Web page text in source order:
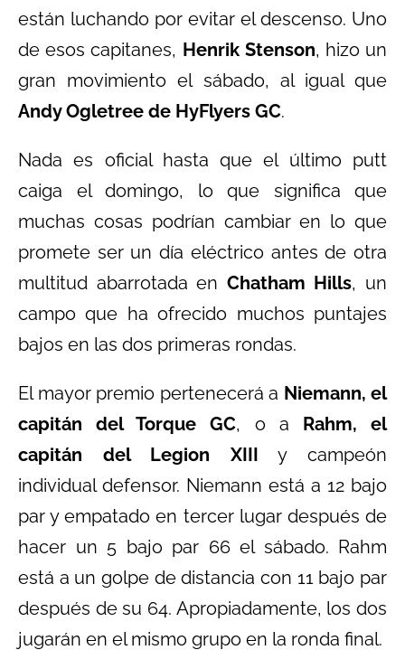
están luchando por evitar el descenso. Uno
de esos capitanes, Henrik Stenson, hizo un
gran movimiento el sábado, al igual que
Andy Ogletree de HyFlyers GC.
Nada es oficial hasta que el último putt
caiga el domingo, lo que significa que
muchas cosas podrían cambiar en lo que
promete ser un día eléctrico antes de otra
multitud abarrotada en Chatham Hills, un
campo que ha ofrecido muchos puntajes
bajos en las dos primeras rondas.
El mayor premio pertenecerá a Niemann, el
capitán del Torque GC, o a Rahm, el
capitán del Legion XIII y campeón
individual defensor. Niemann está a 12 bajo
par y empatado en tercer lugar después de
hacer un 5 bajo par 66 el sábado. Rahm
está a un golpe de distancia con 11 bajo par
después de su 64. Apropiadamente, los dos
jugarán en el mismo grupo en la ronda final.